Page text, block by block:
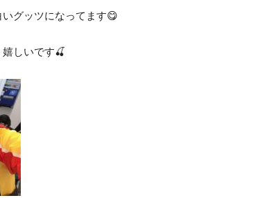
グッツになってます😋
しいです🍒